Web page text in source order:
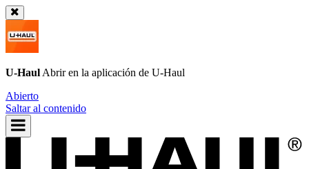
U-Haul Abrir en la aplicación de U-Haul
Abierto
Saltar al contenido